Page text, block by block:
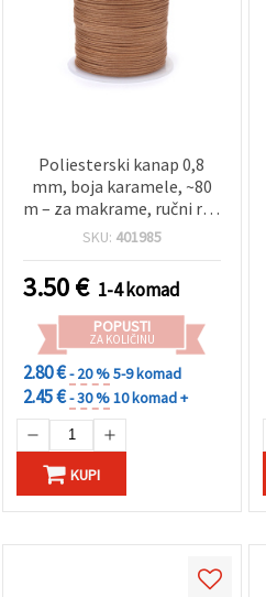
Poliesterski kanap 0,8
mm, boja karamele, ~80
m – za makrame, ručni rad
i izradu nakita
SKU: 401985
3.50€ 1-4 komad
POPUSTI
ZA KOLIČINU
2.80 €- 20 %5-9 komad
2.45 €- 30 %10 komad +
KUPI